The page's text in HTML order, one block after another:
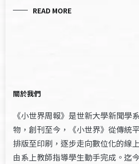
READ MORE
關於我們
《小世界周報》是世新大學新聞學
物，創刊至今，《小世界》從傳統
排版至印刷，逐步走向數位化的線
由系上教師指導學生動手完成。迄